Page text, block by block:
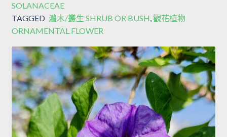
SOLANACEAE
TAGGED 灌木/叢生 SHRUB OR BUSH,觀花植物
ORNAMENTAL FLOWER